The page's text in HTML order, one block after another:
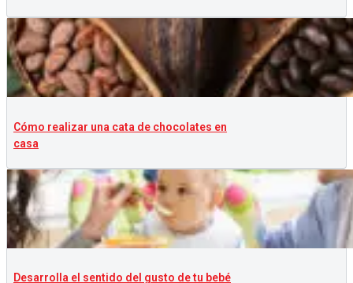
Cómo realizar una cata de chocolates en
casa
Desarrolla el sentido del gusto de tu bebé